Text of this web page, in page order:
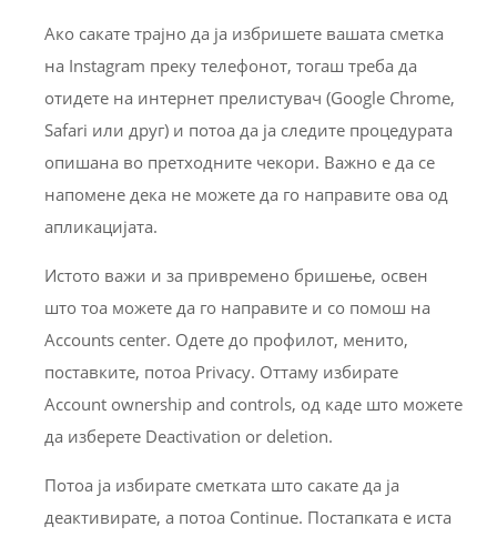
Ако сакате трајно да ја избришете вашата сметка
на Instagram преку телефонот, тогаш треба да
отидете на интернет прелистувач (Google Chrome,
Safari или друг) и потоа да ја следите процедурата
опишана во претходните чекори. Важно е да се
напомене дека не можете да го направите ова од
апликацијата.
Истото важи и за привремено бришење, освен
што тоа можете да го направите и со помош на
Accounts center. Одете до профилот, менито,
поставките, потоа Privacy. Оттаму избирате
Account ownership and controls, од каде што можете
да изберете Deactivation or deletion.
Потоа ја избирате сметката што сакате да ја
деактивирате, а потоа Continue. Постапката е иста